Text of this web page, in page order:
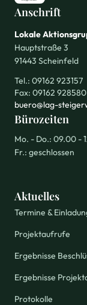
Anschrift
Lokale
Hauptstraße 3
91443 Scheinfeld
Tel.: 09162 923157
Fax: 09162 928580
buero@lag-
Bürozeiten
Mo. - Do.: 09.00 -
Fr.: geschlossen
Aktuelles
Termine &
Projektaufrufe
Ergebnisse
Ergebnisse
Protokolle